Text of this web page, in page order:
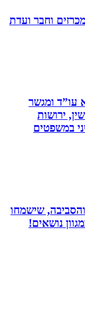
וחבר ועדת
ומגשר
במשפטים
שישמחו